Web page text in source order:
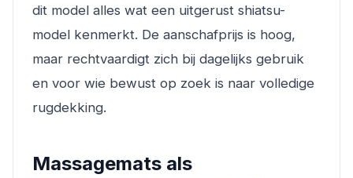
dit model alles wat een uitgerust shiatsu-
model kenmerkt. De aanschafprijs is hoog,
maar rechtvaardigt zich bij dagelijks gebruik
en voor wie bewust op zoek is naar volledige
rugdekking.
Massagemats als